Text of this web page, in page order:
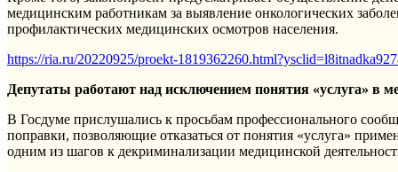
медицинским работникам за выявление онкологических
профилактических медицинских осмотров населения.
https://ria.ru/20220925/proekt-
Депутаты работают над исключением понятия «услуга» в
В Госдуме прислушались к просьбам профессионального
поправки, позволяющие отказаться от понятия «услуга»
одним из шагов к декриминализации медицинской